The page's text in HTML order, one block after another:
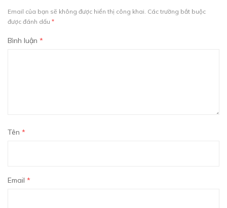
Email của bạn sẽ không được hiển thị công khai. Các trường bắt buộc
được đánh dấu *
Bình luận *
Tên *
Email *